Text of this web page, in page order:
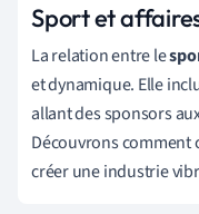
Sport et
La relation entre le
et dynamique. Elle
allant des sponsors
Découvrons comment
créer une industrie